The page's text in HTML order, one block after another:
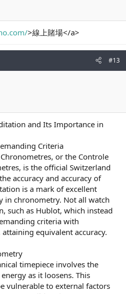
>線上賭場</a>
#13
and Its Importance in
Criteria
or the Controle
is the official Switzerland
accuracy and accuracy of
is a mark of excellent
in chronometry. Not all watch
such as Hublot, which instead
criteria with
equivalent accuracy.
timepiece involves the
as it loosens. This
vulnerable to external factors